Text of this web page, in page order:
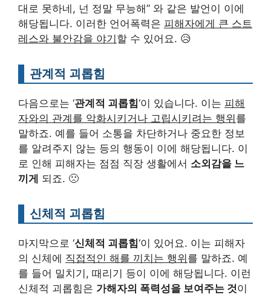
대로 못하네, 넌 정말 무능해” 와 같은 발언이 이에
해당됩니다. 이러한 언어폭력은 피해자에게 큰 스트
레스와 불안감을 야기할 수 있어요. 😥
관계적 괴롭힘
다음으로는 ‘관계적 괴롭힘‘이 있습니다. 이는 피해
자와의 관계를 악화시키거나 고립시키려는 행위를
말하죠. 예를 들어 소통을 차단하거나 중요한 정보
를 알려주지 않는 등의 행동이 이에 해당됩니다. 이
로 인해 피해자는 점점 직장 생활에서 소외감을 느
끼게 되죠. 🙁
신체적 괴롭힘
마지막으로 ‘신체적 괴롭힘‘이 있어요. 이는 피해자
의 신체에 직접적인 해를 끼치는 행위를 말하죠. 예
를 들어 밀치기, 때리기 등이 이에 해당됩니다. 이런
신체적 괴롭힘은 가해자의 폭력성을 보여주는 것이